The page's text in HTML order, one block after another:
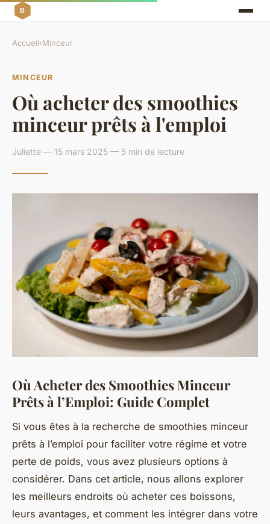
Accueil›Minceur
MINCEUR
Où acheter des smoothies
minceur prêts à l'emploi
Juliette — 15 mars 2025 — 5 min de lecture
Où Acheter des Smoothies Minceur
Prêts à l’Emploi: Guide Complet
Si vous êtes à la recherche de smoothies minceur
prêts à l’emploi pour faciliter votre régime et votre
perte de poids, vous avez plusieurs options à
considérer. Dans cet article, nous allons explorer
les meilleurs endroits où acheter ces boissons,
leurs avantages, et comment les intégrer dans votre